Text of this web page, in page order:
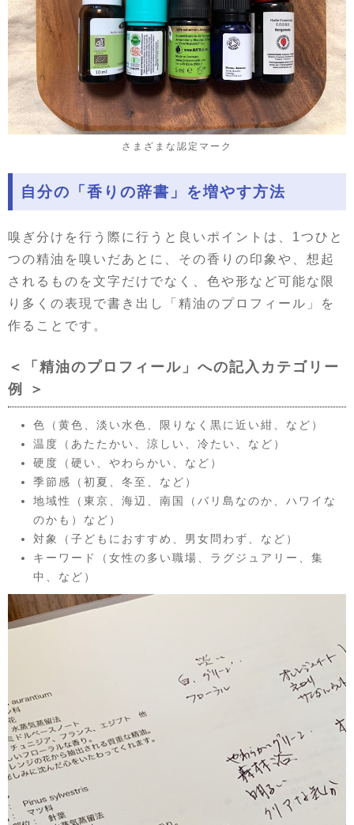
さまざまな認定マーク
自分の「香りの辞書」を増やす方法
嗅ぎ分けを行う際に行うと良いポイントは、1つひと
つの精油を嗅いだあとに、その香りの印象や、想起
されるものを文字だけでなく、色や形など可能な限
り多くの表現で書き出し「精油のプロフィール」を
作ることです。
＜「精油のプロフィール」への記入カテゴリー
例 ＞
色（黄色、淡い水色、限りなく黒に近い紺、など）
温度（あたたかい、涼しい、冷たい、など）
硬度（硬い、やわらかい、など）
季節感（初夏、冬至、など）
地域性（東京、海辺、南国（バリ島なのか、ハワイな
のかも）など）
対象（子どもにおすすめ、男女問わず、など）
キーワード（女性の多い職場、ラグジュアリー、集
中、など）